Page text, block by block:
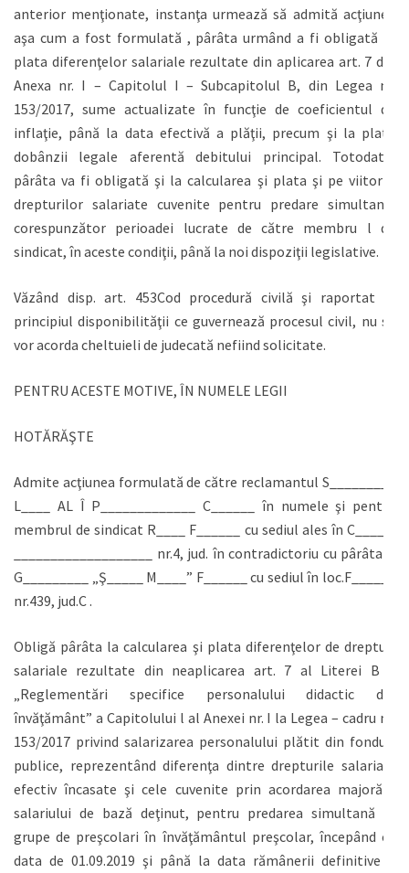
anterior menţionate, instanţa urmează să admită acţiunea
aşa cum a fost formulată , pârâta urmând a fi obligată la
plata diferenţelor salariale rezultate din aplicarea art. 7 din
Anexa nr. I – Capitolul I – Subcapitolul B, din Legea nr.
153/2017, sume actualizate în funcţie de coeficientul de
inflaţie, până la data efectivă a plăţii, precum şi la plata
dobânzii legale aferentă debitului principal. Totodată,
pârâta va fi obligată şi la calcularea şi plata şi pe viitor a
drepturilor salariate cuvenite pentru predare simultană,
corespunzător perioadei lucrate de către membru l de
sindicat, în aceste condiţii, până la noi dispoziţii legislative.
Văzând disp. art. 453Cod procedură civilă şi raportat la
principiul disponibilităţii ce guvernează procesul civil, nu se
vor acorda cheltuieli de judecată nefiind solicitate.
PENTRU ACESTE MOTIVE, ÎN NUMELE LEGII
HOTĂRĂŞTE
Admite acţiunea formulată de către reclamantul S_________
L____ AL Î P_____________ C______ în numele şi pentru
membrul de sindicat R____ F______ cu sediul ales în C_____,
___________________ nr.4, jud. în contradictoriu cu pârâta Ş
G_________ „Ş_____ M____” F______ cu sediul în loc.F______
nr.439, jud.C .
Obligă pârâta la calcularea şi plata diferenţelor de drepturi
salariale rezultate din neaplicarea art. 7 al Literei B –
„Reglementări specifice personalului didactic din
învăţământ” a Capitolului l al Anexei nr. I la Legea – cadru nr.
153/2017 privind salarizarea personalului plătit din fonduri
publice, reprezentând diferenţa dintre drepturile salariale
efectiv încasate şi cele cuvenite prin acordarea majorării
salariului de bază deţinut, pentru predarea simultană la
grupe de preşcolari în învăţământul preşcolar, începând cu
data de 01.09.2019 şi până la data rămânerii definitive a